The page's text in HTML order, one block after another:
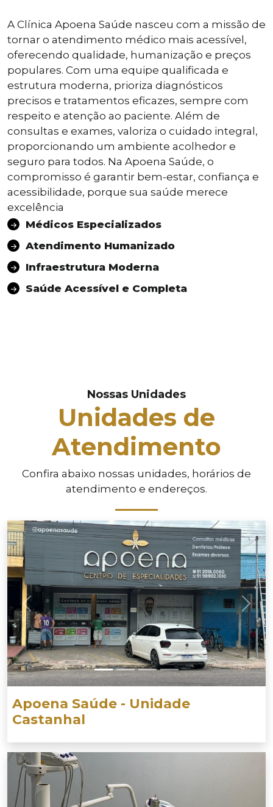
A Clínica Apoena Saúde nasceu com a missão de
tornar o atendimento médico mais acessível,
oferecendo qualidade, humanização e preços
populares. Com uma equipe qualificada e
estrutura moderna, prioriza diagnósticos
precisos e tratamentos eficazes, sempre com
respeito e atenção ao paciente. Além de
consultas e exames, valoriza o cuidado integral,
proporcionando um ambiente acolhedor e
seguro para todos. Na Apoena Saúde, o
compromisso é garantir bem-estar, confiança e
acessibilidade, porque sua saúde merece
excelência
Médicos Especializados
Atendimento Humanizado
Infraestrutura Moderna
Saúde Acessível e Completa
Nossas Unidades
Unidades de
Atendimento
Confira abaixo nossas unidades, horários de
atendimento e endereços.
Previous Next
Apoena Saúde - Unidade
Castanhal